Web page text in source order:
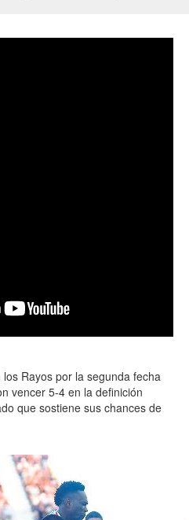
Rayos por la segunda fecha
vencer 5-4 en la definición
que sostiene sus chances de